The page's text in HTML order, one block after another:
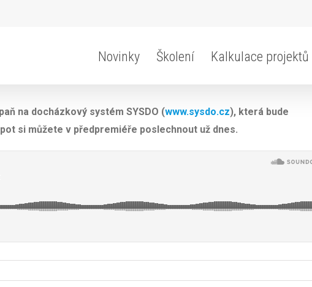
Novinky Školení Kalkulace projektů
na docházkový systém SYSDO (www.sysdo.cz), která bude
si můžete v předpremiéře poslechnout už dnes.